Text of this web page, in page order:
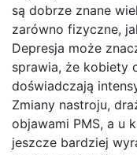
są dobrze znane
zarówno fizyczne,
Depresja może
sprawia, że kobiety
doświadczają
Zmiany nastroju,
objawami PMS, a u
jeszcze bardziej